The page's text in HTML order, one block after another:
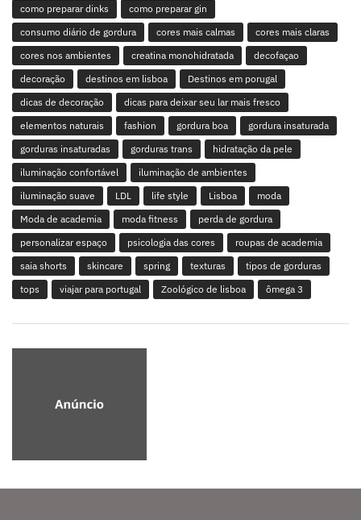
como preparar dinks
como preparar gin
consumo diário de gordura
cores mais calmas
cores mais claras
cores nos ambientes
creatina monohidratada
decofaçao
decoração
destinos em lisboa
Destinos em porugal
dicas de decoração
dicas para deixar seu lar mais fresco
elementos naturais
fashion gordura boa
gordura insaturada
gorduras insaturadas
gorduras trans
hidratação da pele
iluminação confortável
iluminação de ambientes
iluminação suave
LDL life style Lisboa
moda
Moda de academia
moda fitness
perda de gordura
personalizar espaço
psicologia das cores
roupas de academia
saia shorts
skincare spring texturas
tipos de gorduras
tops
viajar para portugal Zoológico de lisboa ômega 3